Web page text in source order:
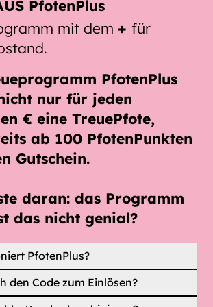
PfotenPlus
mit dem + für
PfotenPlus
nur für jeden
€ eine TreuePfote,
ab 100 PfotenPunkten
Gutschein.
daran: das Programm
das nicht genial?
PfotenPlus?
den Code zum Einlösen?